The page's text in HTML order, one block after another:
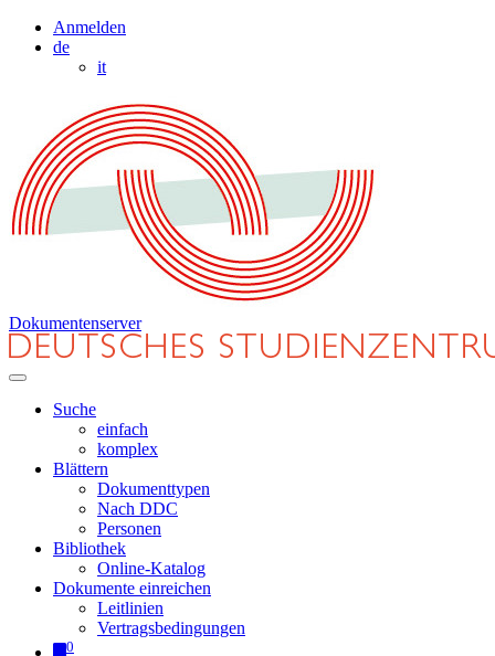
Anmelden
de
it
Dokumentenserver
Suche
einfach
komplex
Blättern
Dokumenttypen
Nach DDC
Personen
Bibliothek
Online-Katalog
Dokumente einreichen
Leitlinien
Vertragsbedingungen
0